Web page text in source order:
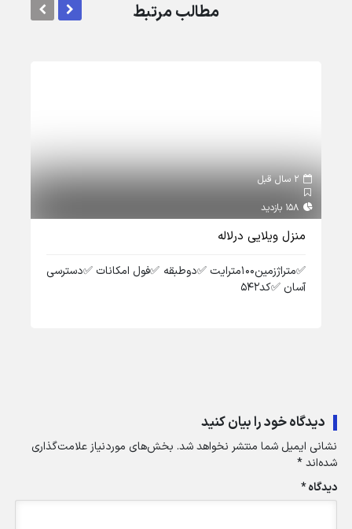
مطالب مرتبط
منزل ویلایی درلاله
✅️متراژزمین۱۰۰مترایت ✅️دوطبقه ✅️فول امکانات ✅️دسترسی
آسان ✅️کد۵۴۲
دیدگاه خود را بیان کنید
نشانی ایمیل شما منتشر نخواهد شد. بخش‌های موردنیاز علامت‌گذاری
شده‌اند*
دیدگاه*